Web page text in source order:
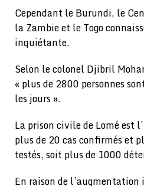
Cependant le Burundi, le
la Zambie et le Togo
inquiétante.
Selon le colonel Djibril
« plus de 2800 personnes
les jours ».
La prison civile de Lomé est
plus de 20 cas confirmés et
testés, soit plus de 1000
En raison de